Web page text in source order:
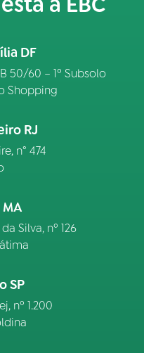
DF
50/60 – 1º Subsolo
Shopping
RJ
n° 474
MA
Silva, nº 126
SP
nº 1.200